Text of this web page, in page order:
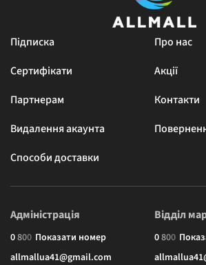
Підписка
Про нас
Сертифікати
Акції
Партнерам
Контакти
Видалення акаунта
Способи доставки
Адміністрація
0800 Показати номер
allmallua41@gmail.com
Відділ
0800